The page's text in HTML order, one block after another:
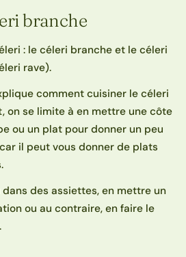
branche
: le céleri branche et le céleri
rave).
comment cuisiner le céleri
on se limite à en mettre une côte
ou un plat pour donner un peu
il peut vous donner de plats
des assiettes, en mettre un
ou au contraire, en faire le